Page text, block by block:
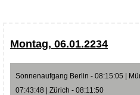
Montag, 06.01.2234
Sonnenaufgang Berlin - 08:15:05 |
07:43:48 | Zürich - 08:11:50